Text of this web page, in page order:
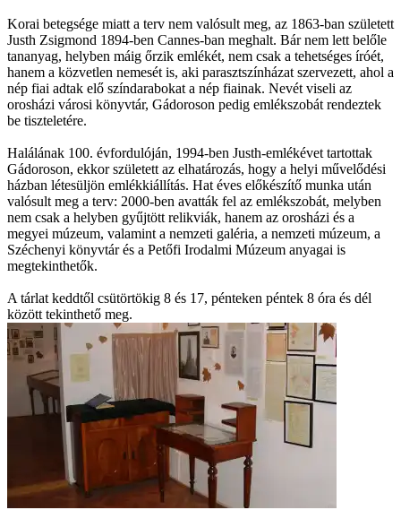
Korai betegsége miatt a terv nem valósult meg, az 1863-ban született
Justh Zsigmond 1894-ben Cannes-ban meghalt. Bár nem lett belőle
tananyag, helyben máig őrzik emlékét, nem csak a tehetséges íróét,
hanem a közvetlen nemesét is, aki parasztszínházat szervezett, ahol a
nép fiai adtak elő színdarabokat a nép fiainak. Nevét viseli az
orosházi városi könyvtár, Gádoroson pedig emlékszobát rendeztek
be tiszteletére.
Halálának 100. évfordulóján, 1994-ben Justh-emlékévet tartottak
Gádoroson, ekkor született az elhatározás, hogy a helyi művelődési
házban létesüljön emlékkiállítás. Hat éves előkészítő munka után
valósult meg a terv: 2000-ben avatták fel az emlékszobát, melyben
nem csak a helyben gyűjtött relikviák, hanem az orosházi és a
megyei múzeum, valamint a nemzeti galéria, a nemzeti múzeum, a
Széchenyi könyvtár és a Petőfi Irodalmi Múzeum anyagai is
megtekinthetők.
A tárlat keddtől csütörtökig 8 és 17, pénteken péntek 8 óra és dél
között tekinthető meg.